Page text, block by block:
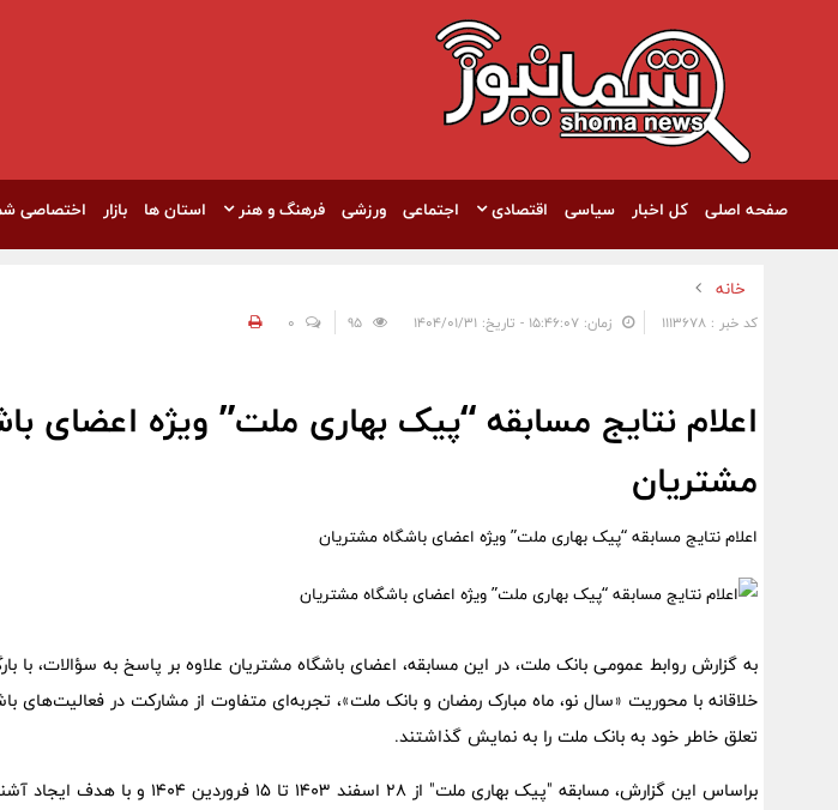
صفحه اصلی کل اخبار سیاسی اقتصادی اجتماعی ورزشی فرهنگ و هنر استان ها بازار اختصاصی
خانه
کد خبر : 1113678 زمان: ۱۵:۴۶:۰۷ - تاریخ: ۱۴۰۴/۰۱/۳۱ 0
اعلام نتایج مسابقه “پیک بهاری ملت” ویژه اعضای
مشتریان
اعلام نتایج مسابقه “پیک بهاری ملت” ویژه اعضای باشگاه مشتریان
به گزارش روابط عمومی بانک ملت، در این مسابقه، اعضای باشگاه مشتریان علاوه بر پاسخ به سؤالات، با
خلاقانه با محوریت «سال نو، ماه مبارک رمضان و بانک ملت»، تجربه‌ای متفاوت از مشارکت در فعالیت‌های
تعلق خاطر خود به بانک ملت را به نمایش گذاشتند.
براساس این گزارش، مسابقه "پیک بهاری ملت" از ۲۸ اسفند